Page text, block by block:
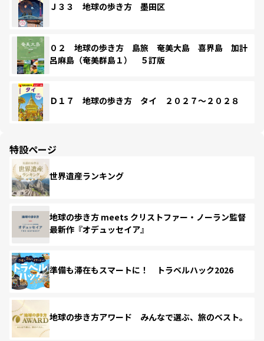
Ｊ３３ 地球の歩き方 墨田区
０２ 地球の歩き方 島旅 奄美大島 喜界島 加計
呂麻島（奄美群島１） ５訂版
Ｄ１７ 地球の歩き方 タイ ２０２７～２０２８
特設ページ
世界遺産ランキング
地球の歩き方 meets クリストファー・ノーラン監督
最新作『オデュッセイア』
準備も滞在もスマートに！ トラベルハック2026
地球の歩き方アワード みんなで選ぶ、旅のベスト。